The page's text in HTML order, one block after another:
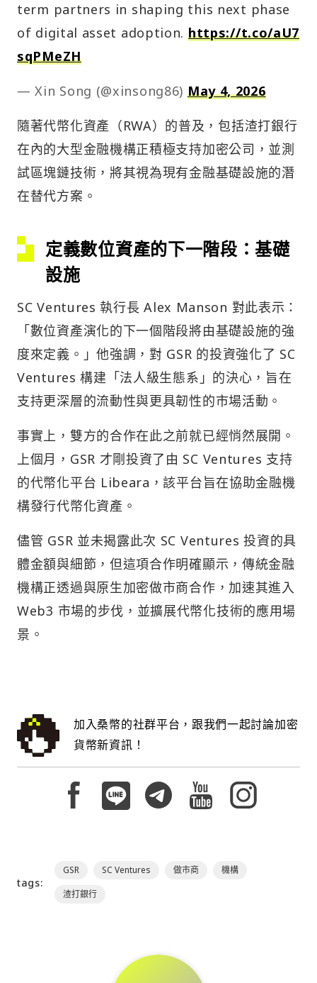
term partners in shaping this next phase
of digital asset adoption. https://t.co/aU7
sqPMeZH
— Xin Song (@xinsong86) May 4, 2026
隨著代幣化資產（RWA）的普及，包括渣打銀行
在內的大型金融機構正積極支持加密公司，並測
試區塊鏈技術，將其視為現有金融基礎設施的潛
在替代方案。
定義數位資產的下一階段：基礎
設施
SC Ventures 執行長 Alex Manson 對此表示：
「數位資產演化的下一個階段將由基礎設施的強
度來定義。」他強調，對 GSR 的投資強化了 SC
Ventures 構建「法人級生態系」的決心，旨在
支持更深層的流動性與更具韌性的市場活動。
事實上，雙方的合作在此之前就已經悄然展開。
上個月，GSR 才剛投資了由 SC Ventures 支持
的代幣化平台 Libeara，該平台旨在協助金融機
構發行代幣化資產。
儘管 GSR 並未揭露此次 SC Ventures 投資的具
體金額與細節，但這項合作明確顯示，傳統金融
機構正透過與原生加密做市商合作，加速其進入
Web3 市場的步伐，並擴展代幣化技術的應用場
景。
加入桑幣的社群平台，跟我們一起討論加密
貨幣新資訊！
tags:
GSR SC Ventures 做市商
機構
渣打銀行